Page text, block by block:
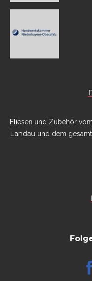
Fliesen und Zubehör
Landau und dem